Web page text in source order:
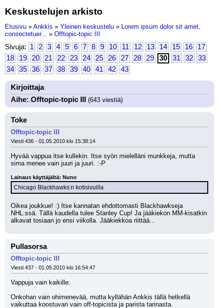
Keskustelujen arkisto
Etusivu » Ankkis » Yleinen keskustelu » Lorem ipsum dolor sit amet,
consectetuer... » Offtopic-topic III
Sivuja: 1 2 3 4 5 6 7 8 9 10 11 12 13 14 15 16
17
18
19 20 21 22 23 24 25 26 27 28 29 30 31 32
33
34
35 36 37 38 39 40 41 42 43
Kirjoittaja
Aihe: Offtopic-topic III
(643 viestiä)
Toke
Offtopic-topic III
Viesti 436 - 01.05.2010 klo 15:38:14
Hyvää vappua itse kullekin. Itse syön mielelläni munkkeja, mutta
sima menee vain juuri ja juuri. :-P
Lainaus käyttäjältä: Nuno
Chicago Blackhawks:n kotisivuilla
Oikea joukkue! :) Itse kannatan ehdottomasti Blackhawkseja
NHL:ssä. Tällä kaudella tulee Stanley Cup! Ja jääkiekon MM-kisatkin
alkavat tosiaan jo ensi viikolla. Jääkiekkoa riittää...
Pullasorsa
Offtopic-topic III
Viesti 437 - 01.05.2010 klo 16:54:47
Vappuja vain kaikille.
Onkohan vain ohimenevää, mutta kyllähän Ankkis tällä hetkellä
vaikuttaa koostuvan vain off-topicista ja parista tarinasta.